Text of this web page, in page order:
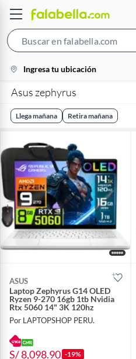
location-
icon
Ingresa tu ubicación
Asus zephyrus
Llega mañana Retira mañana
ASUS
Laptop Zephyrus G14 OLED
Ryzen 9-270 16gb 1tb Nvidia
Rtx 5060 14" 3K 120hz
Por LAPTOPSHOP PERU.
S/ 8,098.90 -19%